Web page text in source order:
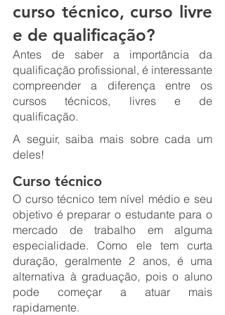
curso técnico, curso livre
e de qualificação?
Antes de saber a importância da
qualificação profissional, é interessante
compreender a diferença entre os
cursos técnicos, livres e de
qualificação.
A seguir, saiba mais sobre cada um
deles!
Curso técnico
O curso técnico tem nível médio e seu
objetivo é preparar o estudante para o
mercado de trabalho em alguma
especialidade. Como ele tem curta
duração, geralmente 2 anos, é uma
alternativa à graduação, pois o aluno
pode começar a atuar mais
rapidamente.